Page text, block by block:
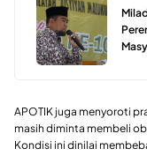
APOTIK juga menyoroti
masih diminta membeli
Kondisi ini dinilai